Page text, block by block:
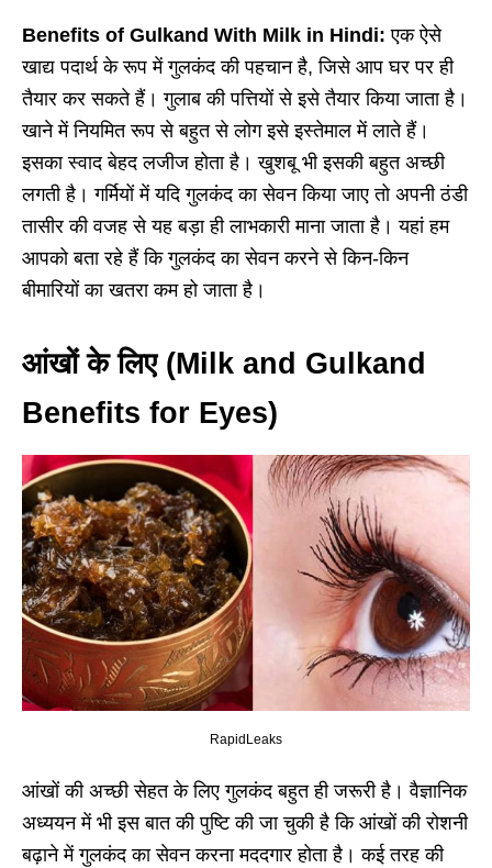
Benefits of Gulkand With Milk in Hindi: एक ऐसे
खाद्य पदार्थ के रूप में गुलकंद की पहचान है, जिसे आप घर पर ही
तैयार कर सकते हैं। गुलाब की पत्तियों से इसे तैयार किया जाता है।
खाने में नियमित रूप से बहुत से लोग इसे इस्तेमाल में लाते हैं।
इसका स्वाद बेहद लजीज होता है। खुशबू भी इसकी बहुत अच्छी
लगती है। गर्मियों में यदि गुलकंद का सेवन किया जाए तो अपनी ठंडी
तासीर की वजह से यह बड़ा ही लाभकारी माना जाता है। यहां हम
आपको बता रहे हैं कि गुलकंद का सेवन करने से किन-किन
बीमारियों का खतरा कम हो जाता है।
आंखों के लिए (Milk and Gulkand
Benefits for Eyes)
RapidLeaks
आंखों की अच्छी सेहत के लिए गुलकंद बहुत ही जरूरी है। वैज्ञानिक
अध्ययन में भी इस बात की पुष्टि की जा चुकी है कि आंखों की रोशनी
बढ़ाने में गुलकंद का सेवन करना मददगार होता है। कई तरह की